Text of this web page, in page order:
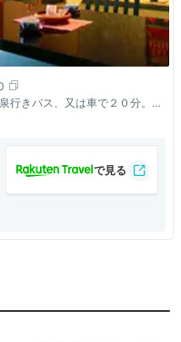
きバス、又は車で２０分。